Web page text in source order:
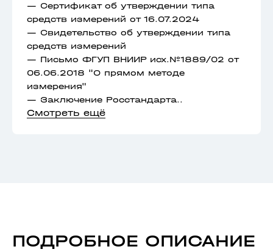
— Сертификат об утверждении типа
средств измерений от 16.07.2024
— Свидетельство об утверждении типа
средств измерений
— Письмо ФГУП ВНИИР исх.№1889/02 от
06.06.2018 "О прямом методе
измерения"
— Заключение Росстандарта..
Смотреть ещё
ПОДРОБНОЕ ОПИСАНИЕ